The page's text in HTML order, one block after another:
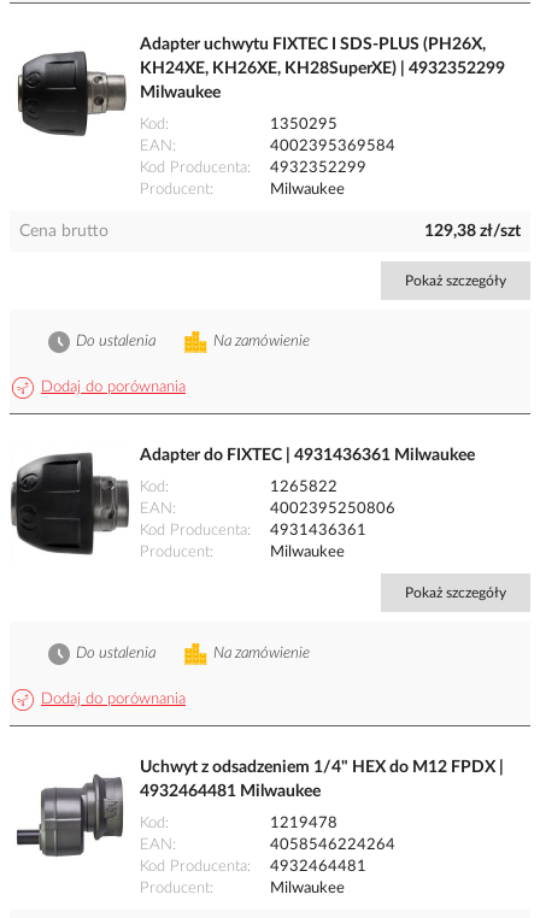
Adapter uchwytu FIXTEC I SDS-PLUS (PH26X,
KH24XE, KH26XE, KH28SuperXE) | 4932352299
Milwaukee
Kod
1350295
EAN
4002395369584
Kod Producenta
4932352299
Producent
Milwaukee
Cena brutto 129,38 zł/szt
Pokaż szczegóły
Dodaj do porównania
Na zamówienie
Do ustalenia
Adapter do FIXTEC | 4931436361 Milwaukee
Kod
1265822
EAN
4002395250806
Kod Producenta
4931436361
Producent
Milwaukee
Pokaż szczegóły
Dodaj do porównania
Na zamówienie
Do ustalenia
Uchwyt z odsadzeniem 1/4" HEX do M12 FPDX |
4932464481 Milwaukee
Kod
1219478
EAN
4058546224264
Kod Producenta
4932464481
Producent
Milwaukee